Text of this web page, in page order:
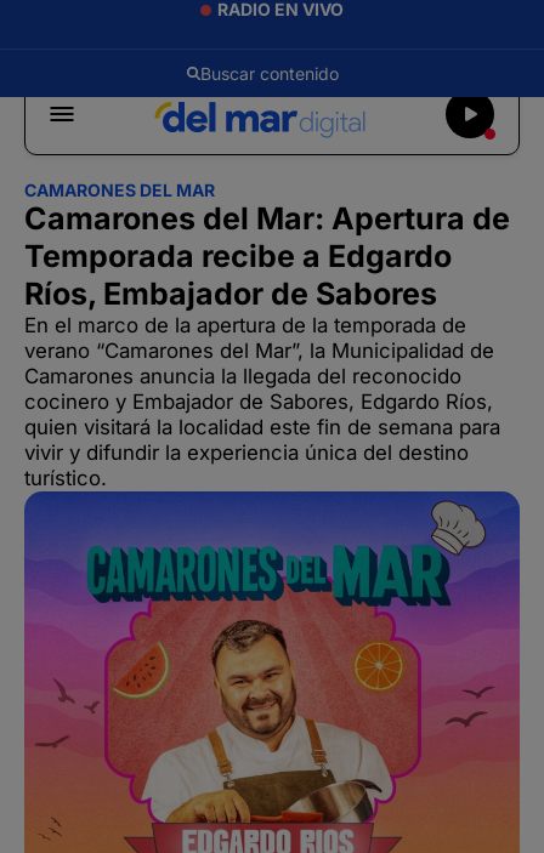
RADIO EN VIVO
CAMARONES DEL MAR
Camarones del Mar: Apertura de
Temporada recibe a Edgardo
Ríos, Embajador de Sabores
En el marco de la apertura de la temporada de
verano “Camarones del Mar”, la Municipalidad de
Camarones anuncia la llegada del reconocido
cocinero y Embajador de Sabores, Edgardo Ríos,
quien visitará la localidad este fin de semana para
vivir y difundir la experiencia única del destino
turístico.